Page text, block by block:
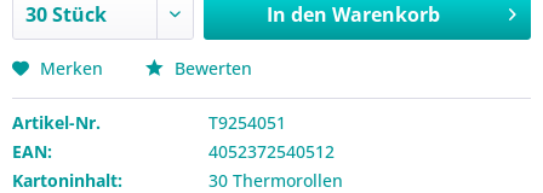
In den Warenkorb
Merken Bewerten
Artikel-Nr.
T9254051
EAN:
4052372540512
Kartoninhalt:
30 Thermorollen